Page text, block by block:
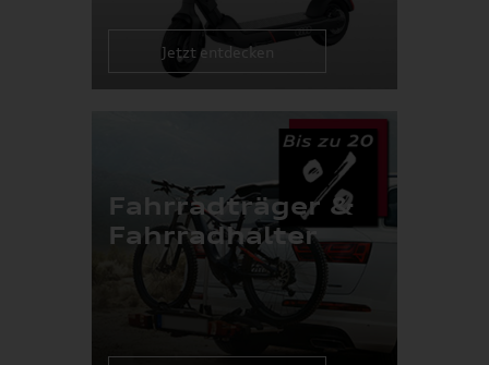
Jetzt entdecken
Fahrradträger &
Fahrradhalter